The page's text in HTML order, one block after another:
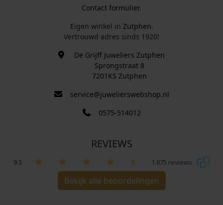
Contact formulier.
Eigen winkel in Zutphen.
Vertrouwd adres sinds 1920!
De Grijff Juweliers Zutphen
Sprongstraat 8
7201KS Zutphen
service@juwelierswebshop.nl
0575-514012
REVIEWS
9.3 1.875 reviews
Bekijk alle beoordelingen